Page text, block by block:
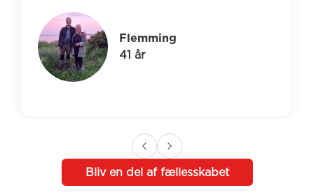
Flemming
41 år
Bliv en del af fællesskabet